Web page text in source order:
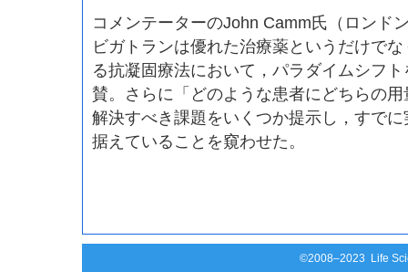
コメンテーターのJohn Camm氏（ロンド
ビガトランは優れた治療薬というだけで
る抗凝固療法において，パラダイムシフ
賛。さらに「どのような患者にどちらの
解決すべき課題をいくつか提示し，すで
据えていることを窺わせた。
©2008–2023 Life